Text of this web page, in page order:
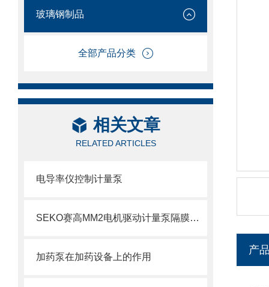
玻璃钢制品
全部产品分类
相关文章
RELATED ARTICLES
电导率仪控制计量泵
SEKO赛高MM2电机驱动计量泵隔膜更换步骤
加药泵在加药设备上的作用
产